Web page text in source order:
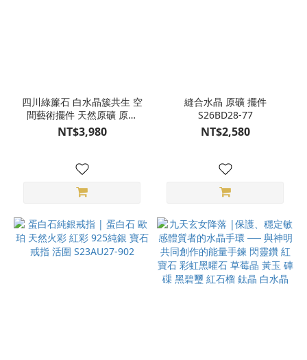
四川綠簾石 白水晶簇共生 空
間藝術擺件 天然原礦 原礦
擺件 S26BD28-38
NT$3,980
縫合水晶 原礦 擺件
S26BD28-77
NT$2,580